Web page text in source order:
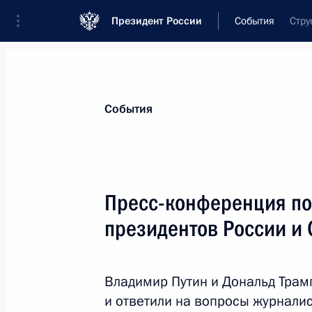
Президент России События
Новости
Посещение стадиона
События
Пресс-конференция
президентов России
Владимир Путин и Дональд
и ответили на вопросы